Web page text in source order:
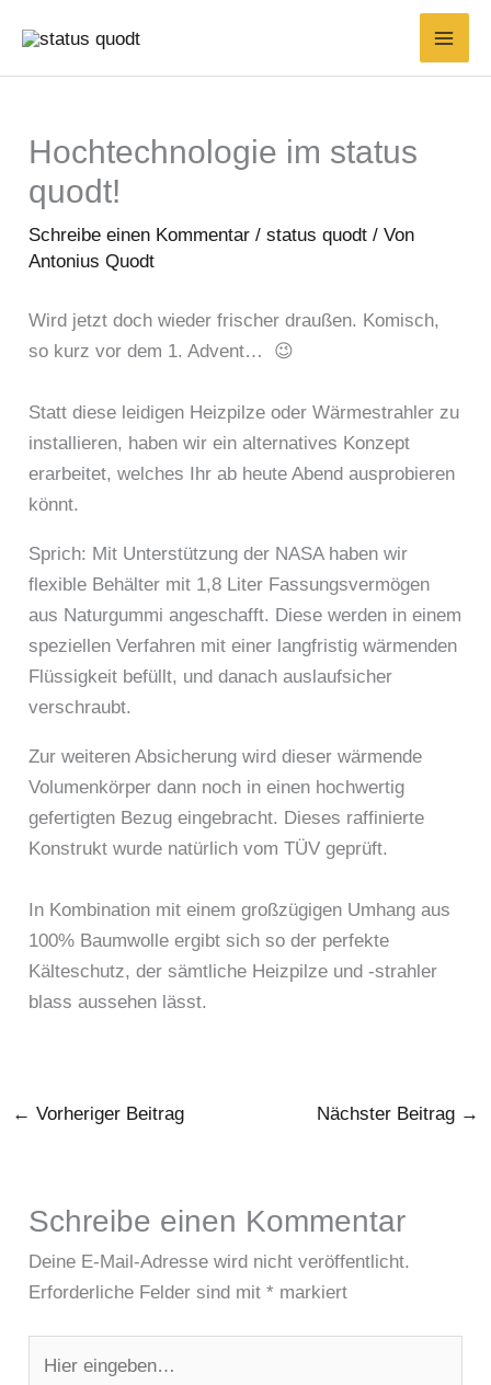
Inhalt
springen
Hochtechnologie im status
quodt!
Schreibe einen Kommentar /status quodt / Von
Antonius Quodt
Wird jetzt doch wieder frischer draußen. Komisch,
so kurz vor dem 1. Advent… 😉
Statt diese leidigen Heizpilze oder Wärmestrahler zu
installieren, haben wir ein alternatives Konzept
erarbeitet, welches Ihr ab heute Abend ausprobieren
könnt.
Sprich: Mit Unterstützung der NASA haben wir
flexible Behälter mit 1,8 Liter Fassungsvermögen
aus Naturgummi angeschafft. Diese werden in einem
speziellen Verfahren mit einer langfristig wärmenden
Flüssigkeit befüllt, und danach auslaufsicher
verschraubt.
Zur weiteren Absicherung wird dieser wärmende
Volumenkörper dann noch in einen hochwertig
gefertigten Bezug eingebracht. Dieses raffinierte
Konstrukt wurde natürlich vom TÜV geprüft.
In Kombination mit einem großzügigen Umhang aus
100% Baumwolle ergibt sich so der perfekte
Kälteschutz, der sämtliche Heizpilze und -strahler
blass aussehen lässt.
← Vorheriger Beitrag Nächster Beitrag →
Schreibe einen Kommentar
Deine E-Mail-Adresse wird nicht veröffentlicht.
Erforderliche Felder sind mit* markiert
eingeben…